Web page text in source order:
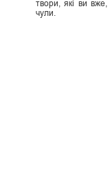
твори, які ви
чули.